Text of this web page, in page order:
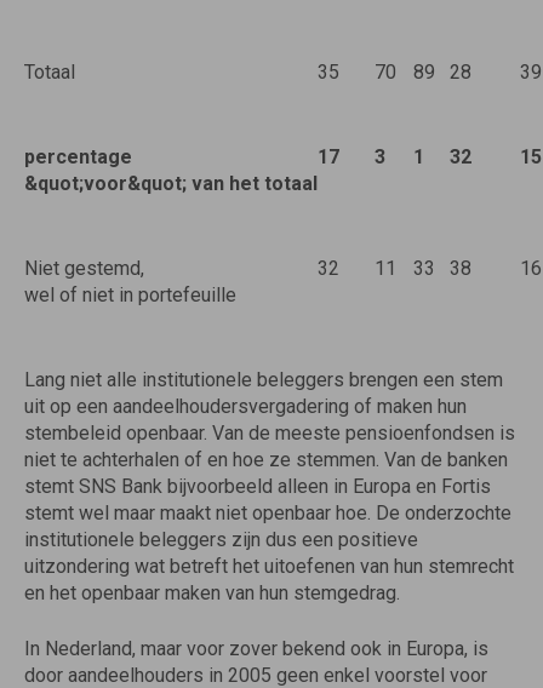
Totaal 35 70 89 28 39
percentage
&quot;voor&quot; van het totaal
17 3 1 32 15
Niet gestemd,
wel of niet in portefeuille
32 11 33 38 16
Lang niet alle institutionele beleggers brengen een stem
uit op een aandeelhoudersvergadering of maken hun
stembeleid openbaar. Van de meeste pensioenfondsen is
niet te achterhalen of en hoe ze stemmen. Van de banken
stemt SNS Bank bijvoorbeeld alleen in Europa en Fortis
stemt wel maar maakt niet openbaar hoe. De onderzochte
institutionele beleggers zijn dus een positieve
uitzondering wat betreft het uitoefenen van hun stemrecht
en het openbaar maken van hun stemgedrag.
In Nederland, maar voor zover bekend ook in Europa, is
door aandeelhouders in 2005 geen enkel voorstel voor